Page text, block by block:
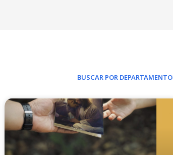
BUSCAR POR DEPARTAMENTO